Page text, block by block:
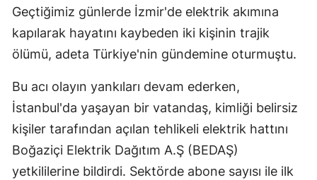
Diyarbakır
Edirne
Erzincan
Erzurum
Eskişehir
Geçtiğimiz günlerde İzmir'de elektrik akımına
kapılarak hayatını kaybeden iki kişinin trajik
ölümü, adeta Türkiye'nin gündemine oturmuştu.
Bu acı olayın yankıları devam ederken,
İstanbul'da yaşayan bir vatandaş, kimliği belirsiz
kişiler tarafından açılan tehlikeli elektrik hattını
Boğaziçi Elektrik Dağıtım A.Ş (BEDAŞ)
yetkililerine bildirdi. Sektörde abone sayısı ile ilk